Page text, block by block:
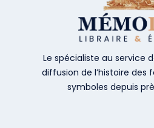
Le spécialiste au service
diffusion de l’histoire des
symboles depuis